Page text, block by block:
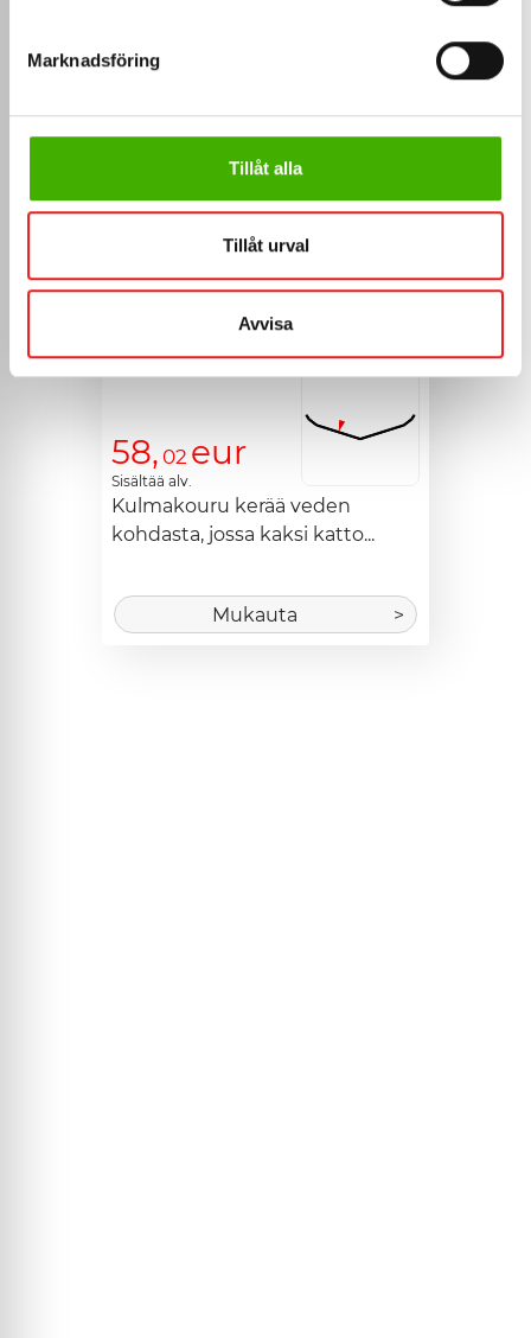
Marknadsföring
Tillåt alla
Tillåt urval
Avvisa
lukkosaumakatolle
58, 02 eur
Sisältää alv.
Kulmakouru kerää veden
kohdasta, jossa kaksi katto...
Mukauta >